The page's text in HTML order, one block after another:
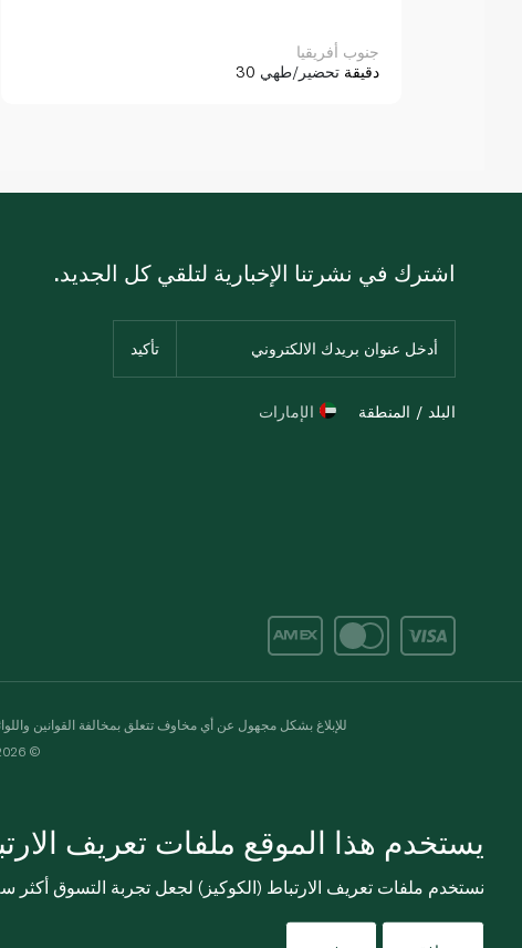
جنوب أفريقيا
30 دقيقة تحضير/طهي
اشترك في نشرتنا الإخبارية لتلقي كل الجديد.
البلد / المنطقة الإمارات
للإبلاغ بشكل مجهول عن أي مخاوف تتعلق بمخالفة القوانين
© 2020-2026 سبينس. كل الحقوق محفوظة
يستخدم هذا الموقع ملفات تعريف
نستخدم ملفات تعريف الارتباط (الكوكيز) لجعل تجربة التسوق